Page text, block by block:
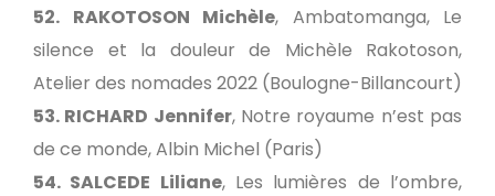
52. RAKOTOSON Michèle, Ambatomanga, Le
silence et la douleur de Michèle Rakotoson,
Atelier des nomades 2022 (Boulogne-Billancourt)
53. RICHARD Jennifer, Notre royaume n’est pas
de ce monde, Albin Michel (Paris)
54. SALCEDE Liliane, Les lumières de l’ombre,